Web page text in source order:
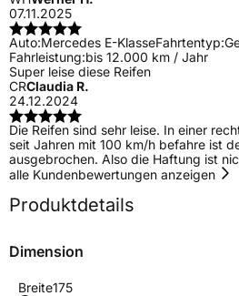
07.11.2025
Auto:Mercedes E-KlasseFahrtentyp:
Fahrleistung:bis 12.000 km / Jahr
Super leise diese Reifen
CRClaudia R.
24.12.2024
Die Reifen sind sehr leise. In einer
seit Jahren mit 100 km/h befahre ist
ausgebrochen. Also die Haftung ist
alle Kundenbewertungen anzeigen
Produktdetails
Dimension
Breite175